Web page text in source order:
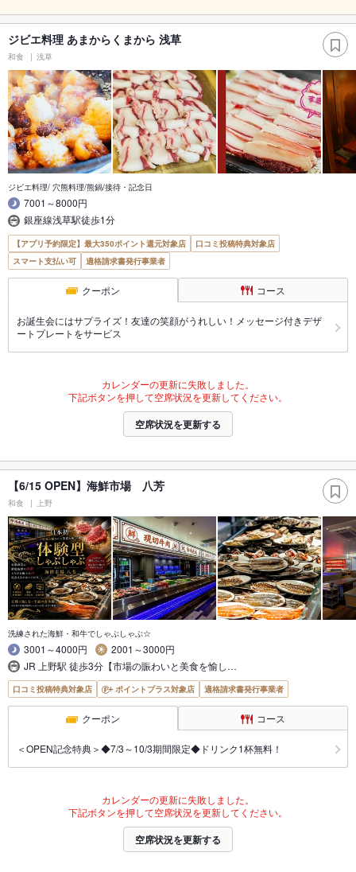
ジビエ料理 あまからくまから 浅草
和食 浅草
ジビエ料理/ 穴熊料理/熊鍋/接待・記念日
7001～8000円
銀座線浅草駅徒歩1分
【アプリ予約限定】最大350ポイント還元対象店
口コミ投稿特典対象店
スマート支払い可
適格請求書発行事業者
クーポン コース
お誕生会にはサプライズ！友達の笑顔がうれしい！メッセージ付きデザ
ートプレートをサービス
カレンダーの更新に失敗しました。
下記ボタンを押して空席状況を更新してください。
空席状況を更新する
【6/15 OPEN】海鮮市場 八芳
和食 上野
洗練された海鮮・和牛でしゃぶしゃぶ☆
3001～4000円
2001～3000円
JR 上野駅 徒歩3分【市場の賑わいと美食を愉し…
口コミ投稿特典対象店 ポイントプラス対象店 適格請求書発行事業者
クーポン コース
＜OPEN記念特典＞◆7/3～10/3期間限定◆ドリンク1杯無料！
カレンダーの更新に失敗しました。
下記ボタンを押して空席状況を更新してください。
空席状況を更新する